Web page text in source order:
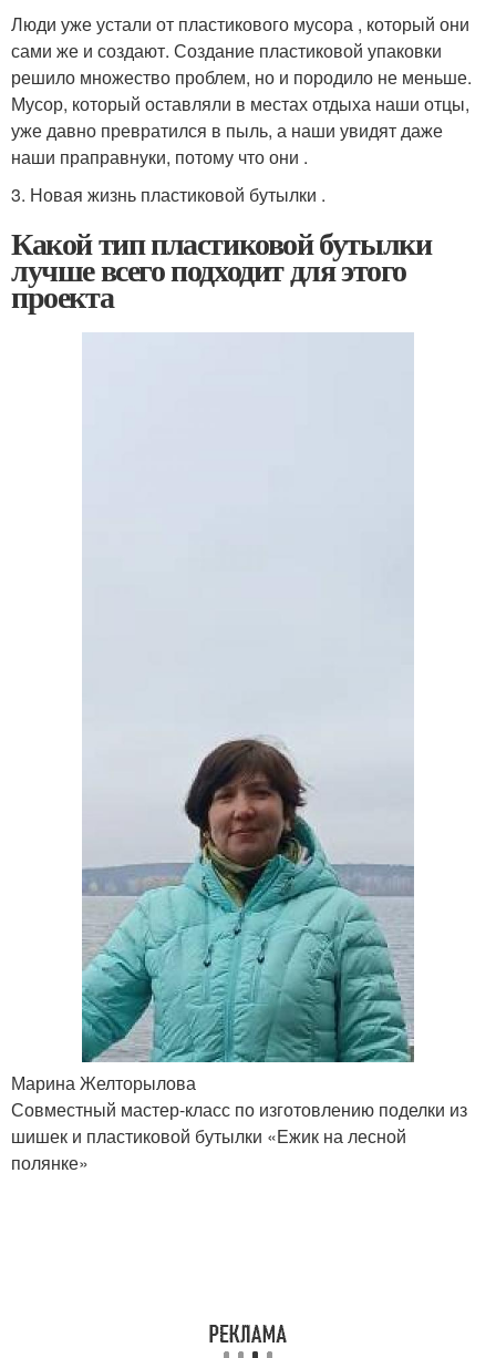
Люди уже устали от пластикового мусора , который они
сами же и создают. Создание пластиковой упаковки
решило множество проблем, но и породило не меньше.
Мусор, который оставляли в местах отдыха наши отцы,
уже давно превратился в пыль, а наши увидят даже
наши праправнуки, потому что они .
3. Новая жизнь пластиковой бутылки .
Какой тип пластиковой бутылки
лучше всего подходит для этого
проекта
Марина Желторылова
Совместный мастер-класс по изготовлению поделки из
шишек и пластиковой бутылки «Ежик на лесной
полянке»